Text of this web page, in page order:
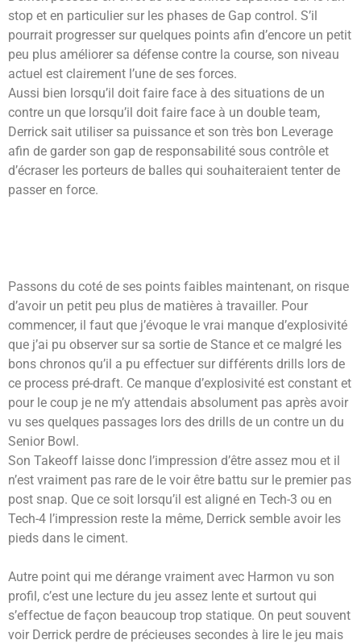
stop et en particulier sur les phases de Gap control. S’il
pourrait progresser sur quelques points afin d’encore un petit
peu plus améliorer sa défense contre la course, son niveau
actuel est clairement l’une de ses forces.
Aussi bien lorsqu’il doit faire face à des situations de un
contre un que lorsqu’il doit faire face à un double team,
Derrick sait utiliser sa puissance et son très bon Leverage
afin de garder son gap de responsabilité sous contrôle et
d’écraser les porteurs de balles qui souhaiteraient tenter de
passer en force.
Passons du coté de ses points faibles maintenant, on risque
d’avoir un petit peu plus de matières à travailler. Pour
commencer, il faut que j’évoque le vrai manque d’explosivité
que j’ai pu observer sur sa sortie de Stance et ce malgré les
bons chronos qu’il a pu effectuer sur différents drills lors de
ce process pré-draft. Ce manque d’explosivité est constant et
pour le coup je ne m’y attendais absolument pas après avoir
vu ses quelques passages lors des drills de un contre un du
Senior Bowl.
Son Takeoff laisse donc l’impression d’être assez mou et il
n’est vraiment pas rare de le voir être battu sur le premier pas
post snap. Que ce soit lorsqu’il est aligné en Tech-3 ou en
Tech-4 l’impression reste la même, Derrick semble avoir les
pieds dans le ciment.
Autre point qui me dérange vraiment avec Harmon vu son
profil, c’est une lecture du jeu assez lente et surtout qui
s’effectue de façon beaucoup trop statique. On peut souvent
voir Derrick perdre de précieuses secondes à lire le jeu mais